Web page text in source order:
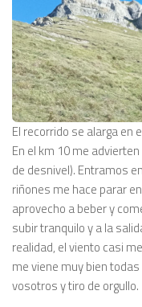
El recorrido se alarga en
En el km 10 me
de desnivel). Entramos
riñones me hace parar
aprovecho a beber y
subir tranquilo y a la
realidad, el viento casi
me viene muy bien
vosotros y tiro de orgullo.